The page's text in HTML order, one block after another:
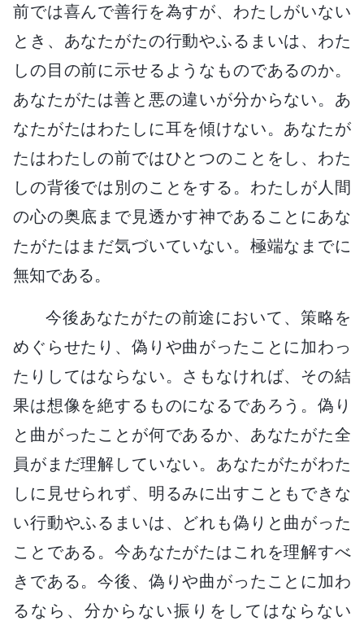
前では喜んで善行を為すが、わたしがいない
とき、あなたがたの行動やふるまいは、わた
しの目の前に示せるようなものであるのか。
あなたがたは善と悪の違いが分からない。あ
なたがたはわたしに耳を傾けない。あなたが
たはわたしの前ではひとつのことをし、わた
しの背後では別のことをする。わたしが人間
の心の奥底まで見透かす神であることにあな
たがたはまだ気づいていない。極端なまでに
無知である。
今後あなたがたの前途において、策略を
めぐらせたり、偽りや曲がったことに加わっ
たりしてはならない。さもなければ、その結
果は想像を絶するものになるであろう。偽り
と曲がったことが何であるか、あなたがた全
員がまだ理解していない。あなたがたがわた
しに見せられず、明るみに出すこともできな
い行動やふるまいは、どれも偽りと曲がった
ことである。今あなたがたはこれを理解すべ
きである。今後、偽りや曲がったことに加わ
るなら、分からない振りをしてはならない